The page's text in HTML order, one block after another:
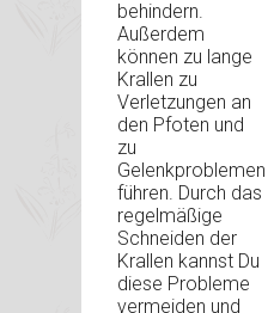
behindern.
Außerdem
können zu lange
Krallen zu
Verletzungen an
den Pfoten und
zu
Gelenkproblemen
führen. Durch das
regelmäßige
Schneiden der
Krallen kannst Du
diese Probleme
vermeiden und